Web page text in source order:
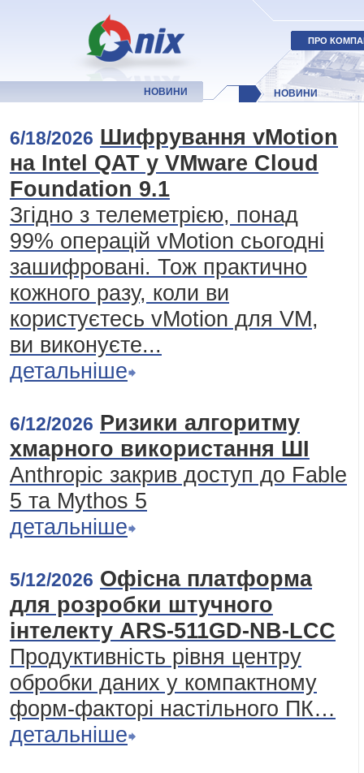
ПРО
НОВИНИ
НОВИНИ
6/18/2026 Шифрування vMotion
на Intel QAT у VMware Cloud
Foundation 9.1
Згідно з телеметрією, понад
99% операцій vMotion сьогодні
зашифровані. Тож практично
кожного разу, коли ви
користуєтесь vMotion для VM,
ви виконуєте...
детальніше
6/12/2026 Ризики алгоритму
хмарного використання ШІ
Anthropic закрив доступ до Fable
5 та Mythos 5
детальніше
5/12/2026 Офісна платформа
для розробки штучного
інтелекту ARS-511GD-NB-LCC
Продуктивність рівня центру
обробки даних у компактному
форм-факторі настільного ПК…
детальніше